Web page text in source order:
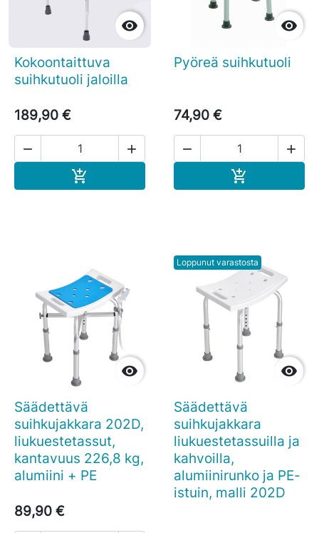

Kokoontaittuva
suihkutuoli jaloilla
189,90 €
 


Pyöreä suihkutuoli
74,90 €
 


Säädettävä
suihkujakkara 202D,
liukuestetassut,
kantavuus 226,8 kg,
alumiini + PE
89,90 €
Loppunut varastosta

Säädettävä
suihkujakkara
liukuestetassuilla ja
kahvoilla,
alumiinirunko ja PE-
istuin, malli 202D